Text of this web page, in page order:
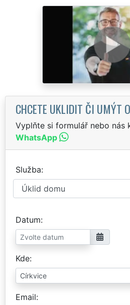
CHCETE UKLIDIT ČI UMÝT
Vyplňte si formulář nebo nás
WhatsApp
Služba
Datum
Kde
Email